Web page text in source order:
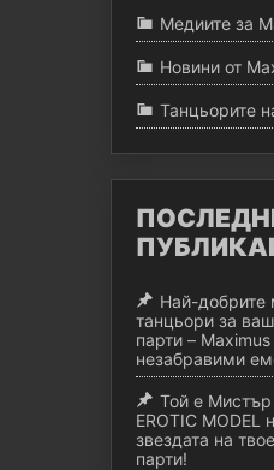
Медиите за
Новини от
Танцьорите
Най-
танцьори за
парти –
незабравими
Той е Мистър
EROTIC MODEL
звездата на
парти!